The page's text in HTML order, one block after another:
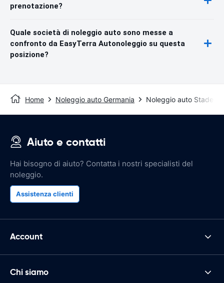
prenotazione?
Quale società di noleggio auto sono messe a
confronto da EasyTerra Autonoleggio su questa
posizione?
Home Noleggio auto Germania Noleggio auto Stade
Aiuto e contatti
Hai bisogno di aiuto? Contatta i nostri specialisti del
noleggio.
Assistenza clienti
Account
Chi siamo